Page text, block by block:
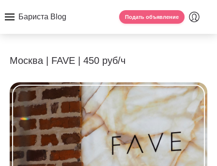
Бариста Blog Подать объявление
Москва | FAVE | 450 руб/ч